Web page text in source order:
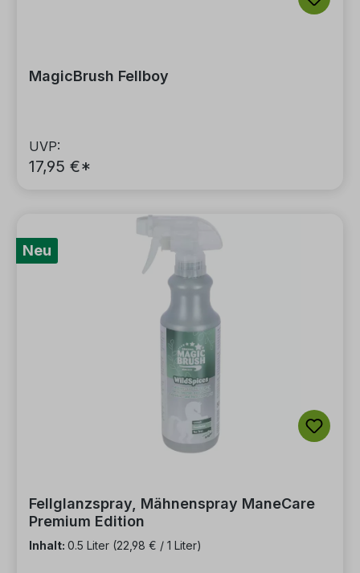
MagicBrush Fellboy
UVP:
17,95 €*
Neu
Fellglanzspray, Mähnenspray ManeCare
Premium Edition
Inhalt: 0.5 Liter (22,98 € / 1 Liter)